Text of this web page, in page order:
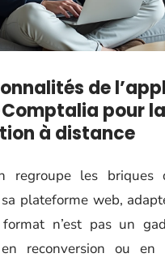
de
pour la
à distance
regroupe les briques
plateforme web,
n’est pas un
reconversion ou en